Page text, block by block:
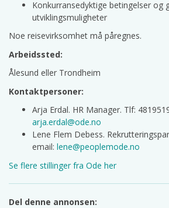
Konkurransedyktige betingelser og
utviklingsmuligheter
Noe reisevirksomhet må påregnes.
Arbeidssted:
Ålesund eller Trondheim
Kontaktpersoner:
Arja Erdal. HR Manager. Tlf:
arja.erdal@ode.no
Lene Flem Debess.
email: lene@peoplemode.no
Se flere stillinger fra Ode her
Del denne annonsen: